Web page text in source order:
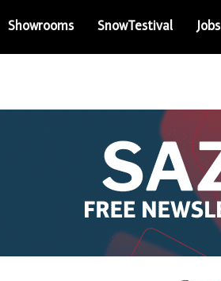
Showrooms SnowTestival Jobs